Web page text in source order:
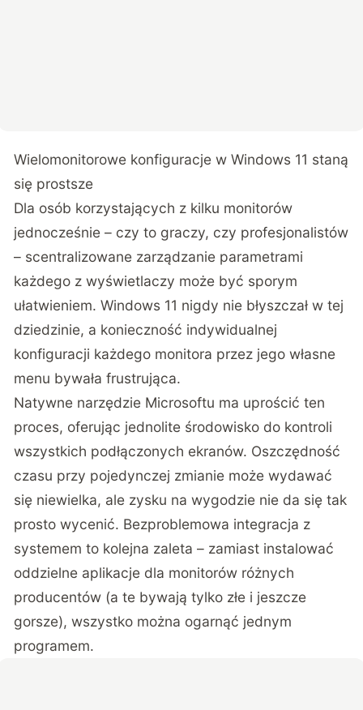
Wielomonitorowe konfiguracje w Windows 11 staną
się prostsze
Dla osób korzystających z kilku monitorów
jednocześnie – czy to graczy, czy profesjonalistów
– scentralizowane zarządzanie parametrami
każdego z wyświetlaczy może być sporym
ułatwieniem. Windows 11 nigdy nie błyszczał w tej
dziedzinie, a konieczność indywidualnej
konfiguracji każdego monitora przez jego własne
menu bywała frustrująca.
Natywne narzędzie Microsoftu ma uprościć ten
proces, oferując jednolite środowisko do kontroli
wszystkich podłączonych ekranów. Oszczędność
czasu przy pojedynczej zmianie może wydawać
się niewielka, ale zysku na wygodzie nie da się tak
prosto wycenić. Bezproblemowa integracja z
systemem to kolejna zaleta – zamiast instalować
oddzielne aplikacje dla monitorów różnych
producentów (a te bywają tylko złe i jeszcze
gorsze), wszystko można ogarnąć jednym
programem.